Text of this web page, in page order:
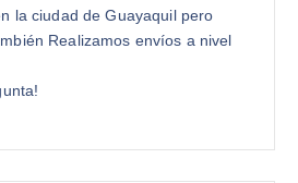
la ciudad de Guayaquil pero
Realizamos envíos a nivel